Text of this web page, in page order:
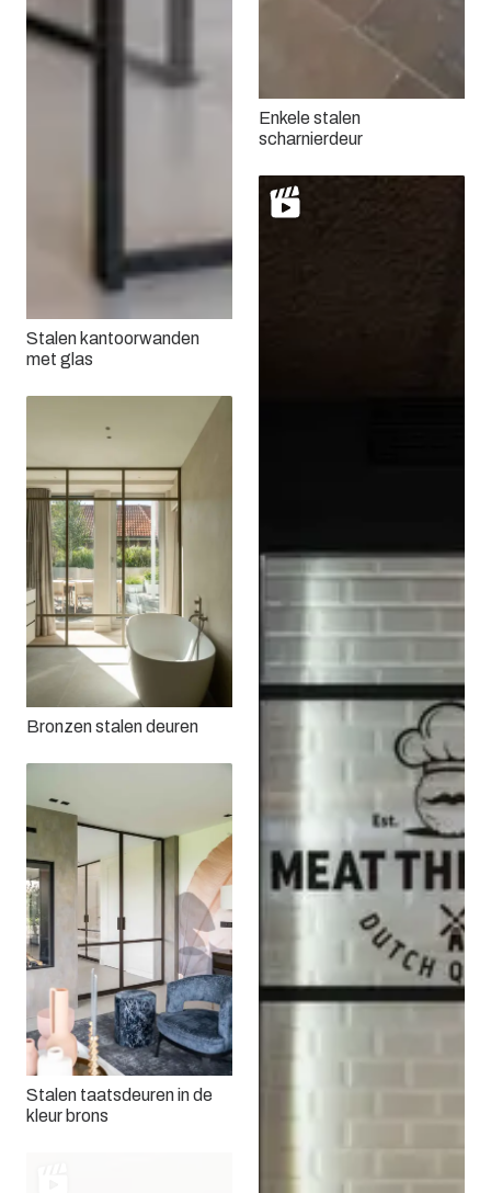
Stalen kantoorwanden
met glas
Bronzen stalen deuren
Stalen taatsdeuren in de
kleur brons
Enkele stalen
scharnierdeur